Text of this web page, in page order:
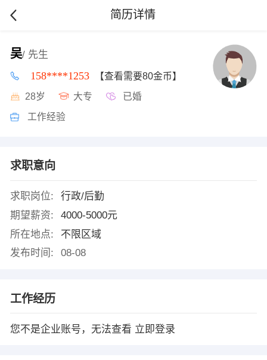
简历详情
吴/ 先生
158****1253 【查看需要80金币】
28岁 大专 已婚
工作经验
求职意向
求职岗位:
行政/后勤
期望薪资:
4000-5000元
所在地点:
不限区域
发布时间:
08-08
工作经历
您不是企业账号，无法查看 立即登录